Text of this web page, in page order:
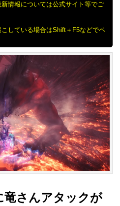
情報については公式サイト等でご
している場合はShift＋F5などでペ
竜さんアタックが